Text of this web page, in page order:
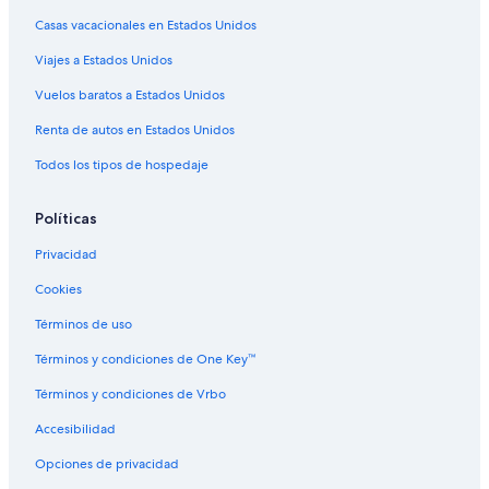
Resorts en Champagne-Ardenne
Hoteles haciendas en Champagne-Ardenne
Hoteles de lujo en Champagne-Ardenne
Hoteles baratos en Champagne-Ardenne
Hoteles cerca de viñedos en Champagne-Ardenne
Hoteles de Relais & Chateaux en Champagne-Ardenne
Hoteles en Champagne-Ardenne
Hoteles en Vinay
Hoteles en La Caure
Hoteles cerca de Chalons-Vatry
Hoteles en Cramant
Hoteles en Salon
Casas vacacionales en Estados Unidos
Viajes a Estados Unidos
Vuelos baratos a Estados Unidos
Renta de autos en Estados Unidos
Todos los tipos de hospedaje
Políticas
Privacidad
Cookies
Términos de uso
Términos y condiciones de One Key™
Términos y condiciones de Vrbo
Accesibilidad
Opciones de privacidad